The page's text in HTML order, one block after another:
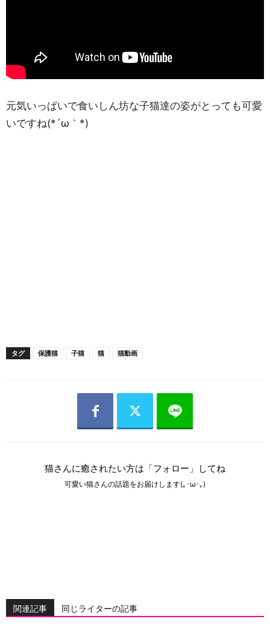
元気いっぱいで食いしん坊な子猫達の姿がとっても可愛
いですね(*´ω｀*)
タグ 保護猫 子猫 猫 猫動画
猫さんに癒されたい方は「フォロー」してね
可愛い猫さんの話題をお届けします(｡･ω･｡)
関連記事 同じライターの記事